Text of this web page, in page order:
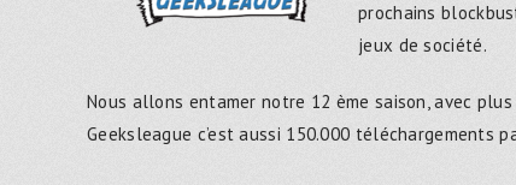
prochains
jeux de société.
Nous allons entamer notre 12 ème saison, avec
Geeksleague c’est aussi 150.000 téléchargements